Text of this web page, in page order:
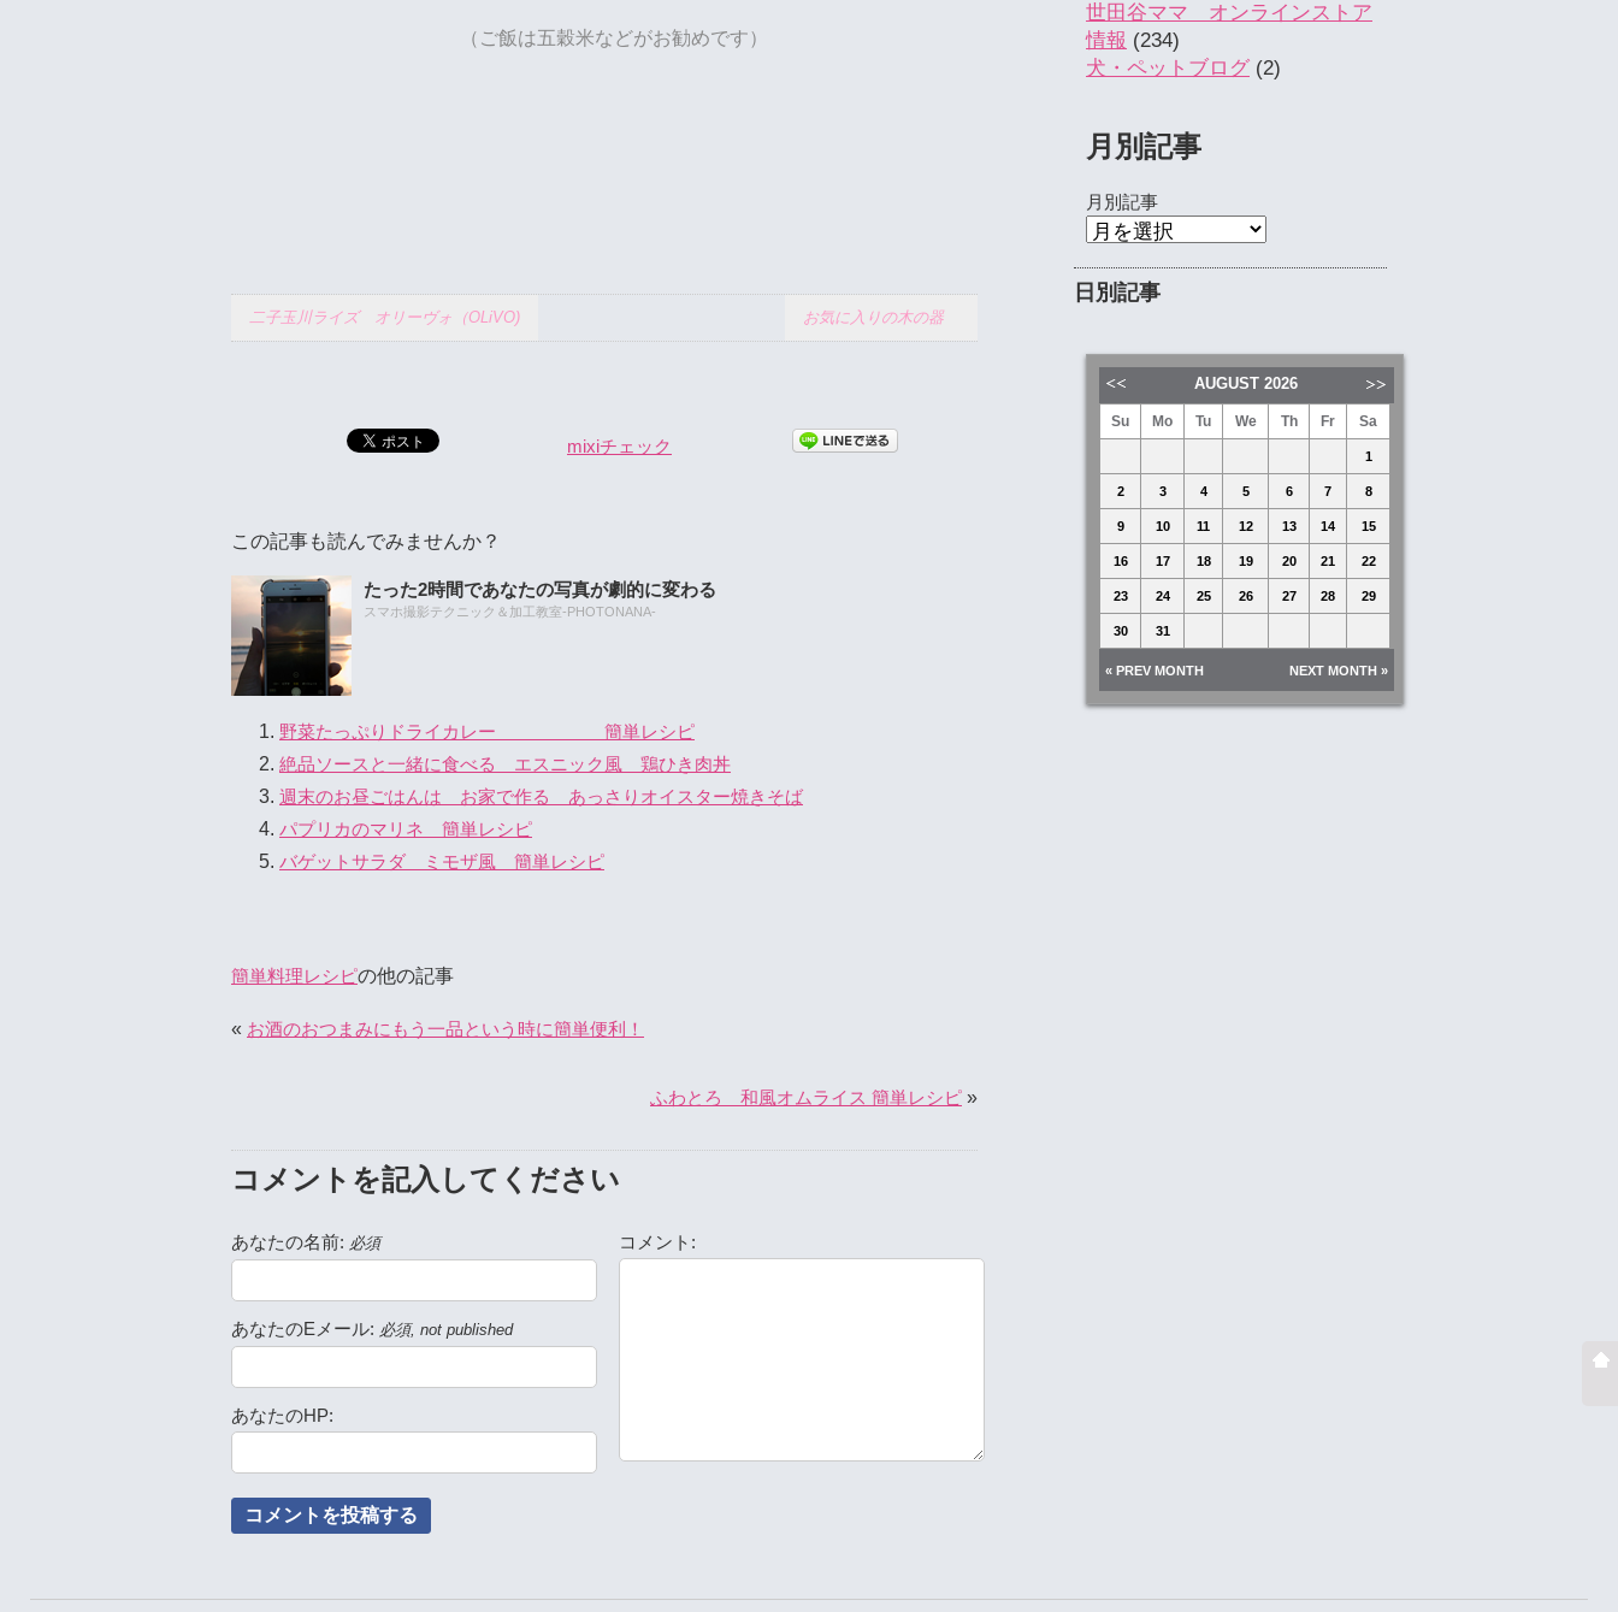
（ご飯は五穀米などがお勧めです）
二子玉川ライズ オリーヴォ（OLiVO) お気に入りの木の器
mixiチェック
この記事も読んでみませんか？
たった2時間であなたの写真が劇的に変わる
スマホ撮影テクニック＆加工教室-PHOTONANA-
野菜たっぷりドライカレー 簡単レシピ
絶品ソースと一緒に食べる エスニック風 鶏ひき肉丼
週末のお昼ごはんは お家で作る あっさりオイスター焼きそば
パプリカのマリネ 簡単レシピ
バゲットサラダ ミモザ風 簡単レシピ
簡単料理レシピの他の記事
« お酒のおつまみにもう一品という時に簡単便利！
ふわとろ 和風オムライス 簡単レシピ »
コメントを記入してください
あなたの名前: 必須
あなたのEメール: 必須, not published
あなたのHP:
コメント:
世田谷ママ オンラインストア
情報 (234)
犬・ペットブログ (2)
月別記事
月別記事
日別記事
AUGUST 2026
Su Mo Tu We Th Fr Sa
1
2 3 4 5 6 7 8
9 10 11 12 13 14 15
16 17 18 19 20 21 22
23 24 25 26 27 28 29
30 31
« PREV MONTH NEXT MONTH »